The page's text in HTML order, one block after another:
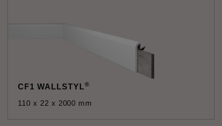
CF1 WALLSTYL®
110 x 22 x 2000 mm